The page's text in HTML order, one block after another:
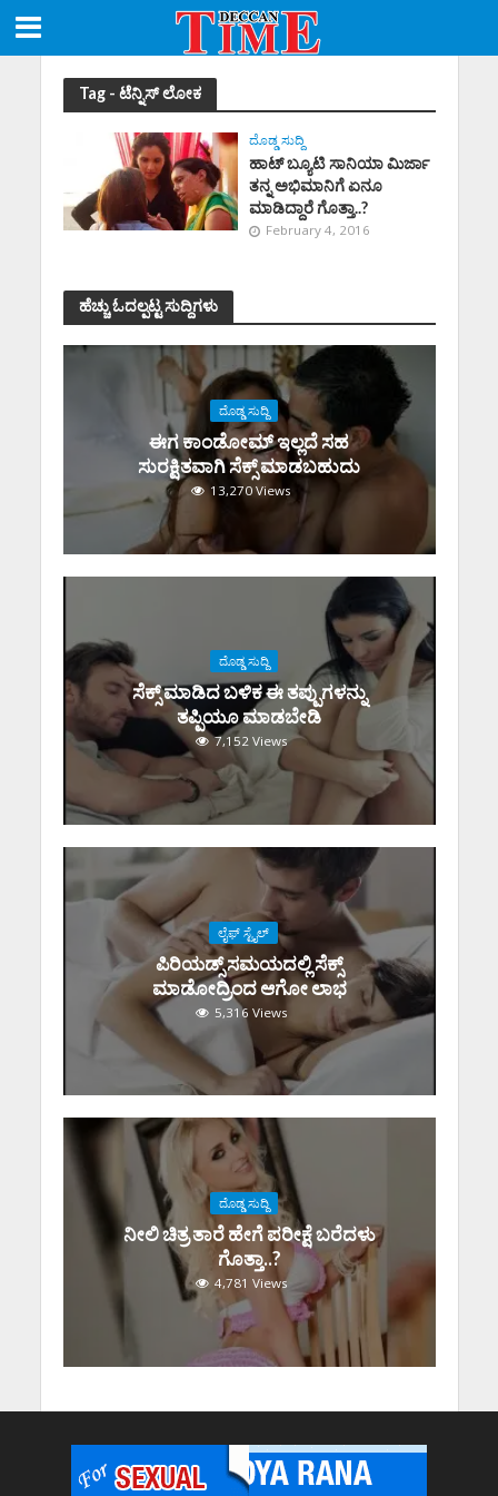
Tag - ಟೆನ್ನಿಸ್ ಲೋಕ
ದೊಡ್ಡ ಸುದ್ದಿ
ಹಾಟ್ ಬ್ಯೂಟಿ ಸಾನಿಯಾ ಮಿರ್ಜಾ
ತನ್ನ ಅಭಿಮಾನಿಗೆ ಏನೂ
ಮಾಡಿದ್ದಾರೆ ಗೊತ್ತಾ..?
February 4, 2016
ಹೆಚ್ಚು ಓದಲ್ಪಟ್ಟ ಸುದ್ದಿಗಳು
ದೊಡ್ಡ ಸುದ್ದಿ
ಈಗ ಕಾಂಡೋಮ್‌ ಇಲ್ಲದೆ ಸಹ
ಸುರಕ್ಷಿತವಾಗಿ ಸೆಕ್ಸ್‌ ಮಾಡಬಹುದು
13,270 Views
ದೊಡ್ಡ ಸುದ್ದಿ
ಸೆಕ್ಸ್‌ ಮಾಡಿದ ಬಳಿಕ ಈ ತಪ್ಪುಗಳನ್ನು
ತಪ್ಪಿಯೂ ಮಾಡಬೇಡಿ
7,152 Views
ಲೈಫ್ ಸ್ಟೈಲ್
ಪಿರಿಯಡ್ಸ್‌ ಸಮಯದಲ್ಲಿ ಸೆಕ್ಸ್‌
ಮಾಡೋದ್ರಿಂದ ಆಗೋ ಲಾಭ
5,316 Views
ದೊಡ್ಡ ಸುದ್ದಿ
ನೀಲಿ ಚಿತ್ರ ತಾರೆ ಹೇಗೆ ಪರೀಕ್ಷೆ ಬರೆದಳು
ಗೊತ್ತಾ..?
4,781 Views